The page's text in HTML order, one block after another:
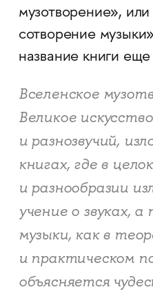
музотворение»,
сотворение
название книги
Вселенское
Великое
и разнозвучий,
книгах, где в
и разнообразии
учение о звуках,
музыки, как в
и практическом
объясняется